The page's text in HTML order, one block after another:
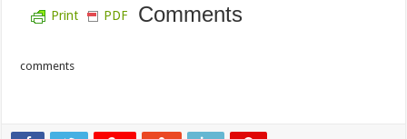
Print PDF Comments
comments